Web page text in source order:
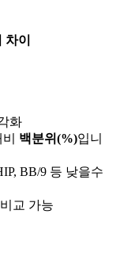
차이
화
백분위(%)입니
BB/9 등 낮을수
교 가능